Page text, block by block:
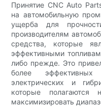
Принятие CNC Auto
на автомобильную
ущерба для
производителям
средства, которые
эффективными
либо прежде. Это
более
электрических и
которые полагаются
максимизировать